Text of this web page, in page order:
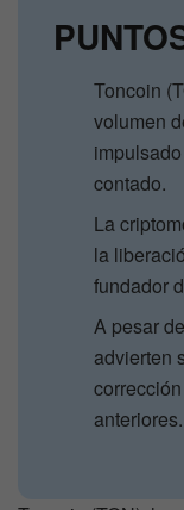
Toncoin
volumen
contado.
La
la
fundador
A pesar
advierten
anteriores.